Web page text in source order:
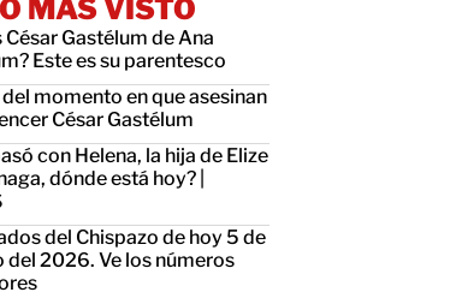
MÁS VISTO
César Gastélum de Ana
Este es su parentesco
del momento en que asesinan
César Gastélum
con Helena, la hija de Elize
dónde está hoy? |
del Chispazo de hoy 5 de
del 2026. Ve los números